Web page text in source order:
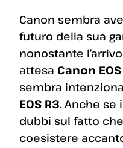
Canon sembra
futuro della sua
nonostante
attesa Canon EOS
sembra
EOS R3. Anche se
dubbi sul fatto
coesistere